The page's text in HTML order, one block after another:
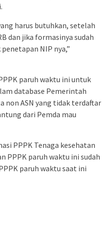
harus butuhkan, setelah
dan jika formasinya sudah
NIP nya,”
paruh waktu ini untuk
database Pemerintah
non ASN yang tidak terdaftar
dari Pemda mau
PPPK Tenaga kesehatan
PPPK paruh waktu ini sudah
paruh waktu saat ini